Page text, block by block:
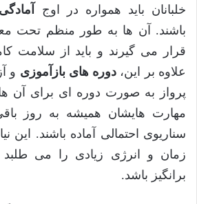
خلبانان باید همواره در اوج
باشند. آن ها به طور منظم تحت
قرار می گیرند و باید از سلامت
علاوه بر این، دوره های بازآموزی و
پرواز به صورت دوره ای برای آن
مهارت هایشان همیشه به روز
سناریوی احتمالی آماده باشند. این
زمان و انرژی زیادی را می
برانگیز باشد.